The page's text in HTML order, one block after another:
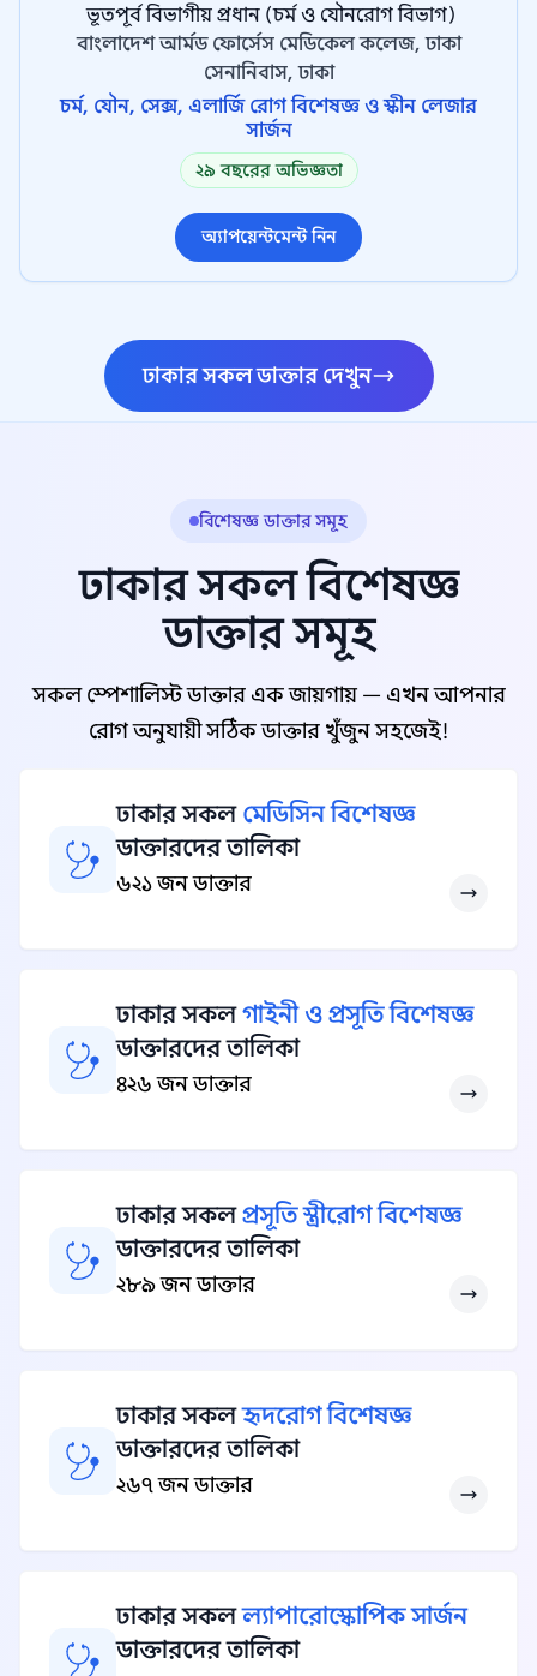
​ ভূতপূর্ব বিভাগীয় প্রধান (চর্ম ও যৌনরোগ বিভাগ)
বাংলাদেশ আর্মড ফোর্সেস মেডিকেল কলেজ, ঢাকা
সেনানিবাস, ঢাকা
চর্ম, যৌন, সেক্স, এলার্জি রোগ বিশেষজ্ঞ ও স্কীন লেজার
সার্জন
২৯ বছরের অভিজ্ঞতা
অ্যাপয়েন্টমেন্ট নিন
ঢাকার সকল ডাক্তার দেখুন
বিশেষজ্ঞ ডাক্তার সমূহ
ঢাকার সকল বিশেষজ্ঞ
ডাক্তার সমূহ
সকল স্পেশালিস্ট ডাক্তার এক জায়গায় — এখন আপনার
রোগ অনুযায়ী সঠিক ডাক্তার খুঁজুন সহজেই!
ঢাকার সকল মেডিসিন বিশেষজ্ঞ
ডাক্তারদের তালিকা
৬২১ জন ডাক্তার
ঢাকার সকলগাইনী ও প্রসূতি বিশেষজ্ঞ
ডাক্তারদের তালিকা
৪২৬ জন ডাক্তার
ঢাকার সকলপ্রসূতি স্ত্রীরোগ বিশেষজ্ঞ
ডাক্তারদের তালিকা
২৮৯ জন ডাক্তার
ঢাকার সকলহৃদরোগ বিশেষজ্ঞ
ডাক্তারদের তালিকা
২৬৭ জন ডাক্তার
ঢাকার সকলল্যাপারোস্কোপিক সার্জন
ডাক্তারদের তালিকা